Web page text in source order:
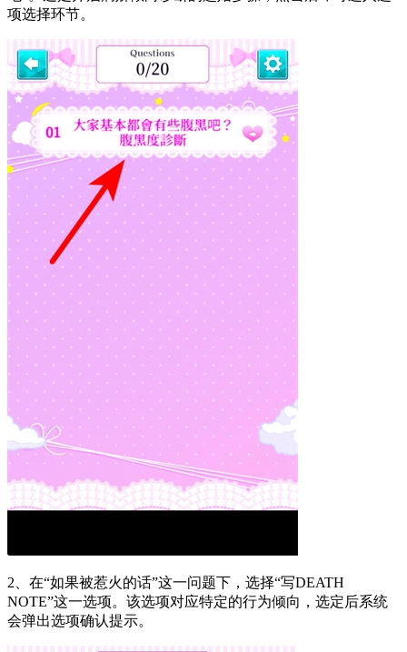
项选择环节。
2、在“如果被惹火的话”这一问题下，选择“写DEATH
NOTE”这一选项。该选项对应特定的行为倾向，选定后系统
会弹出选项确认提示。